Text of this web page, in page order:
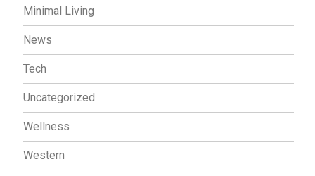
Minimal Living
News
Tech
Uncategorized
Wellness
Western